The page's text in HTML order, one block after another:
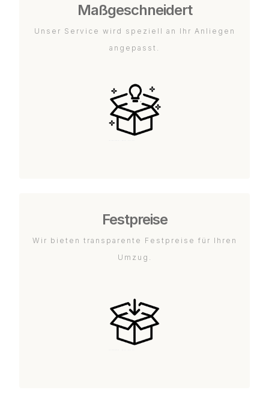
Maßgeschneidert
Unser Service wird speziell an Ihr Anliegen
angepasst.
Festpreise
Wir bieten transparente Festpreise für Ihren
Umzug.